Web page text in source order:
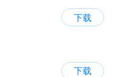
下载
下载